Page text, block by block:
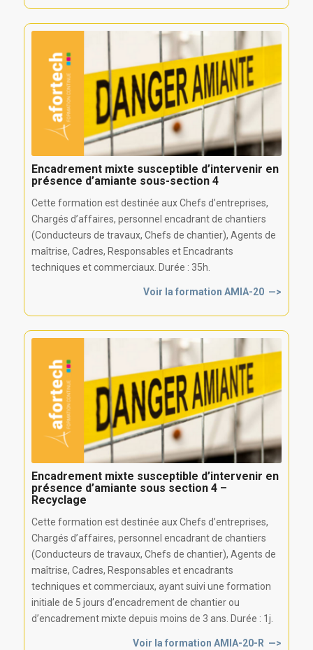
Encadrement mixte susceptible d’intervenir en
présence d’amiante sous-section 4
Cette formation est destinée aux Chefs d’entreprises,
Chargés d’affaires, personnel encadrant de chantiers
(Conducteurs de travaux, Chefs de chantier), Agents de
maîtrise, Cadres, Responsables et Encadrants
techniques et commerciaux. Durée : 35h.
Voir la formation AMIA-20 —>
Encadrement mixte susceptible d’intervenir en
présence d’amiante sous section 4 –
Recyclage
Cette formation est destinée aux Chefs d’entreprises,
Chargés d’affaires, personnel encadrant de chantiers
(Conducteurs de travaux, Chefs de chantier), Agents de
maîtrise, Cadres, Responsables et encadrants
techniques et commerciaux, ayant suivi une formation
initiale de 5 jours d’encadrement de chantier ou
d’encadrement mixte depuis moins de 3 ans. Durée : 1j.
Voir la formation AMIA-20-R —>